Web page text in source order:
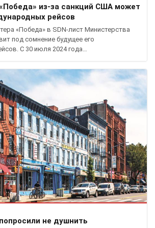
из-за санкций США может
рейсов
«Победа» в SDN-лист Министерства
под сомнение будущее его
С 30 июля 2024 года…
не душнить